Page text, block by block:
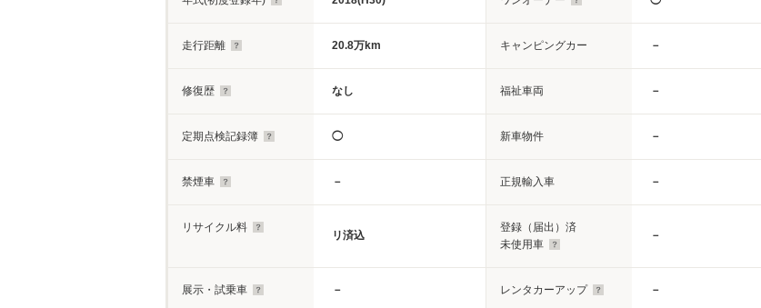
走行距離 20.8万km キャンピングカー －
修復歴 なし 福祉車両 －
定期点検記録簿 ◯ 新車物件 －
禁煙車 － 正規輸入車 －
リサイクル料
リ済込
登録（届出）済
未使用車
－
展示・試乗車 － レンタカーアップ －